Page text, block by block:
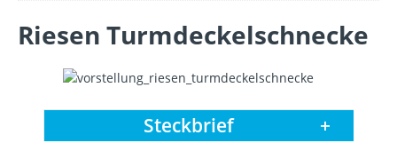
Riesen Turmdeckelschnecke
Steckbrief +